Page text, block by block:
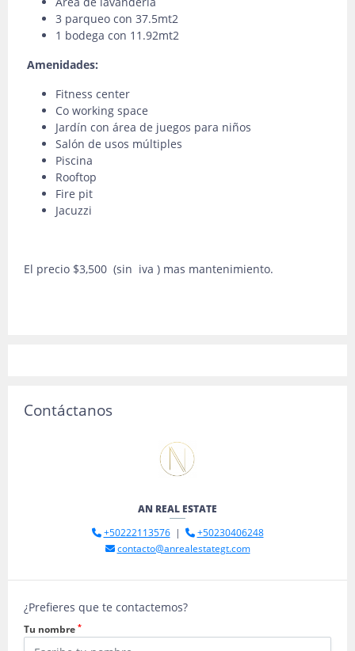
3 parqueo con 37.5mt2
1 bodega con 11.92mt2
Amenidades:
Fitness center
Co working space
Jardín con área de juegos para niños
Salón de usos múltiples
Piscina
Rooftop
Fire pit
Jacuzzi
El precio $3,500 (sin iva ) mas mantenimiento.
Contáctanos
AN REAL ESTATE
+50222113576|
+50230406248
contacto@anrealestategt.com
¿Prefieres que te contactemos?
Tu nombre *